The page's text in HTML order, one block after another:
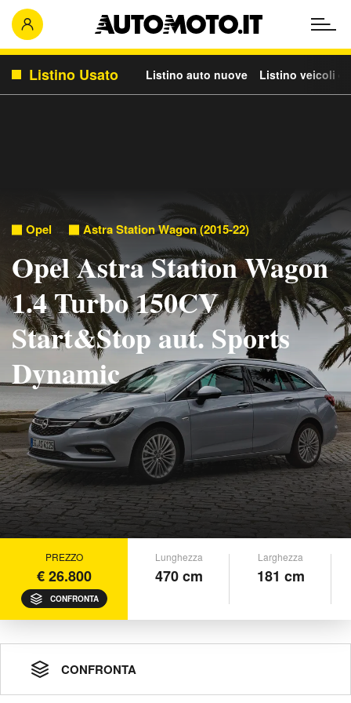
Listino Usato Listino auto nuove Listino veicoli
Opel Astra Station Wagon (2015-22)
Opel Astra Station Wagon
1.4 Turbo 150CV
Start&Stop aut. Sports
Dynamic
PREZZO
€ 26.800
CONFRONTA
Lunghezza
470 cm
Larghezza
181 cm
CONFRONTA